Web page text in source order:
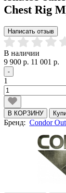
Chest Rig
Написать отзыв
В наличии
9 900 р. 11 001 р.
-
1
В КОРЗИНУ
Бренд: Condor